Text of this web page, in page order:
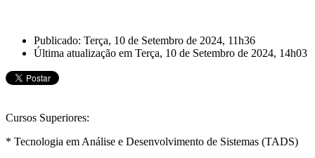
Publicado: Terça, 10 de Setembro de 2024, 11h36
Última atualização em Terça, 10 de Setembro de 2024, 14h03
Cursos Superiores:
* Tecnologia em Análise e Desenvolvimento de Sistemas (TADS)